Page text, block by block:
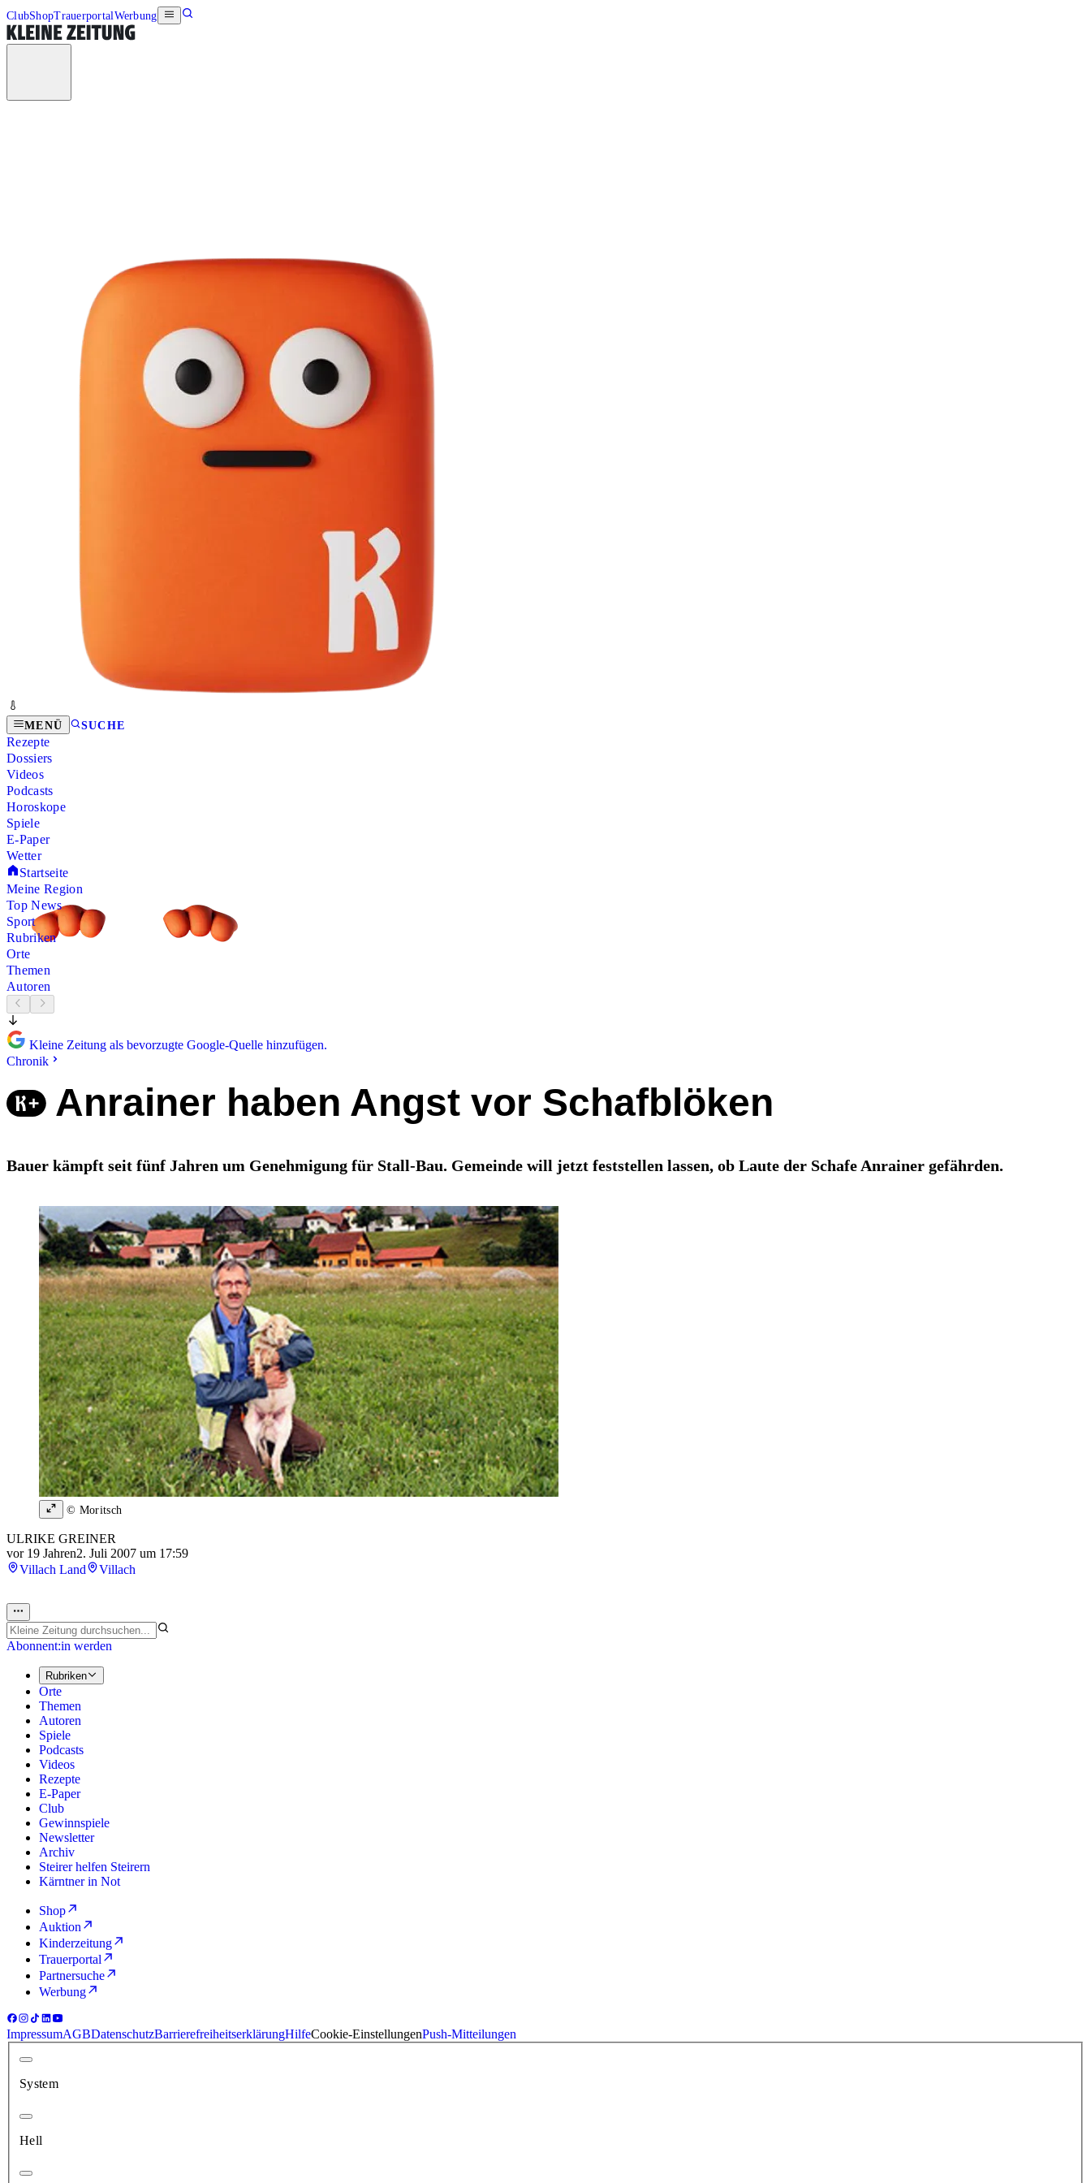
ClubShopTrauerportalWerbung
MENÜ SUCHE
Rezepte
Dossiers
Videos
Podcasts
Horoskope
Spiele
E-Paper
Wetter
Startseite
Meine Region
Top News
Sport
Rubriken
Orte
Themen
Autoren
Kleine Zeitung als bevorzugte Google-Quelle hinzufügen.
Chronik
Anrainer haben Angst vor Schafblöken
Bauer kämpft seit fünf Jahren um Genehmigung für Stall-Bau. Gemeinde will jetzt feststellen lassen, ob Laute der Schafe Anrainer gefährden.
© Moritsch
ULRIKE GREINER
vor 19 Jahren2. Juli 2007 um 17:59
Villach Land
Villach
Abonnent:in werden
Rubriken
Orte
Themen
Autoren
Spiele
Podcasts
Videos
Rezepte
E-Paper
Club
Gewinnspiele
Newsletter
Archiv
Steirer helfen Steirern
Kärntner in Not
Shop
Auktion
Kinderzeitung
Trauerportal
Partnersuche
Werbung
ImpressumAGBDatenschutzBarrierefreiheitserklärungHilfeCookie-EinstellungenPush-Mitteilungen
System
Hell